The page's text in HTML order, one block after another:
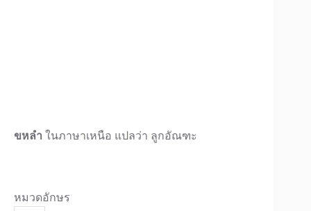
ขหลำ ในภาษาเหนือ แปลว่า ลูกอัณฑะ
หมวดอักษร